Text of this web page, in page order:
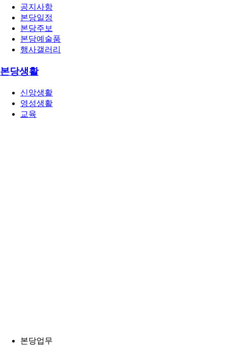
공지사항
본당일정
본당주보
본당예술품
행사갤러리
본당생활
신앙생활
영성생활
교육
본당업무